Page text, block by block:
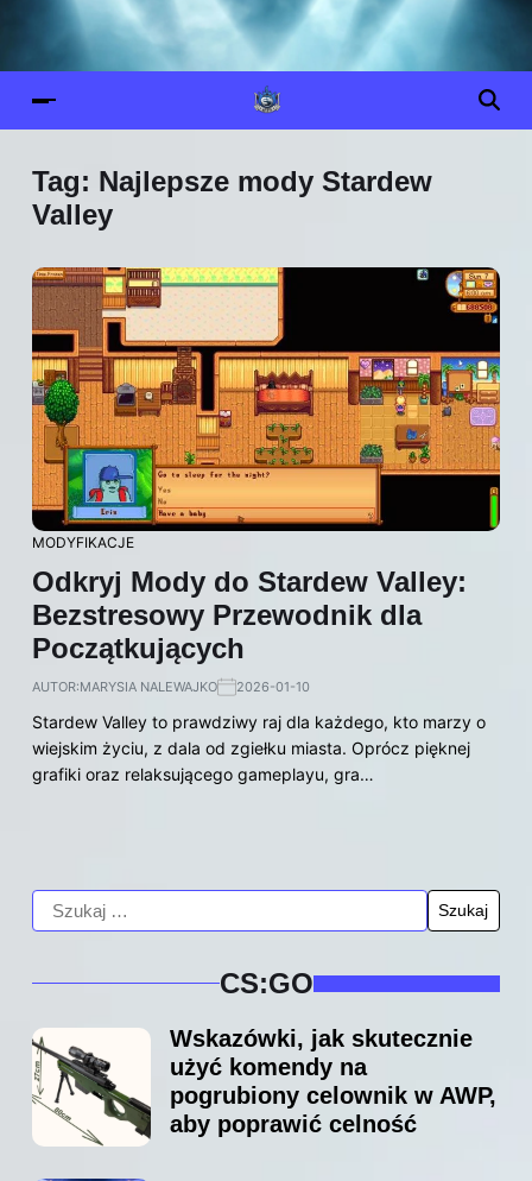
Tag: Najlepsze mody Stardew
Valley
MODYFIKACJE
Odkryj Mody do Stardew Valley:
Bezstresowy Przewodnik dla
Początkujących
AUTOR:MARYSIA NALEWAJKO 2026-01-10
Stardew Valley to prawdziwy raj dla każdego, kto marzy o
wiejskim życiu, z dala od zgiełku miasta. Oprócz pięknej
grafiki oraz relaksującego gameplayu, gra…
CS:GO
Wskazówki, jak skutecznie
użyć komendy na
pogrubiony celownik w AWP,
aby poprawić celność